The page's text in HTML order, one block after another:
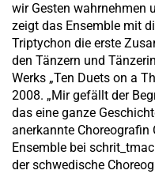
wir Gesten wahrnehmen
zeigt das Ensemble mit
Triptychon die erste
den Tänzern und
Werks „Ten Duets on a
2008. „Mir gefällt der
das eine ganze
anerkannte Choreografin
Ensemble bei
der schwedische